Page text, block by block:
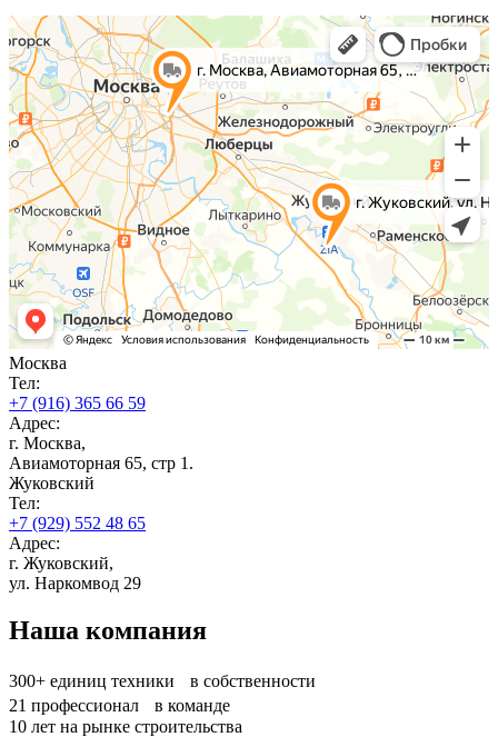
Москва
Тел:
+7 (916) 365 66 59
Адрес:
г. Москва,
Авиамоторная 65, стр 1.
Жуковский
Тел:
+7 (929) 552 48 65
Адрес:
г. Жуковский,
ул. Наркомвод 29
Наша компания
300+ единиц техники в собственности
21 профессионал в команде
10 лет на рынке строительства